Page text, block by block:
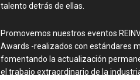
talento detrás de ellas.
Promovemos nuestros eventos
Awards -realizados con estándares
fomentando la actualización
el trabajo extraordinario de la